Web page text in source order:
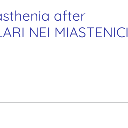
after
NEI MIASTENICI